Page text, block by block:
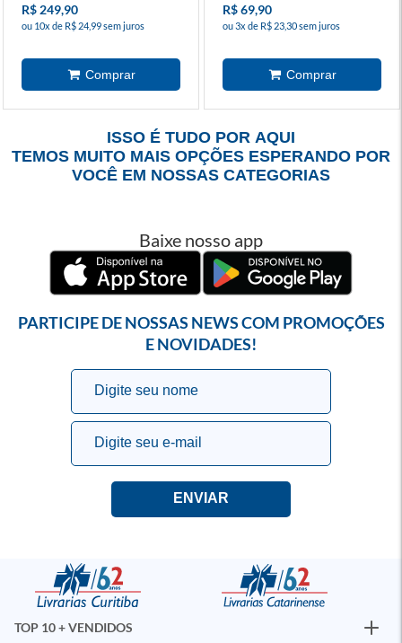
R$ 249,90
ou 10x de R$ 24,99 sem juros
R$ 69,90
ou 3x de R$ 23,30 sem juros
ISSO É TUDO POR AQUI
TEMOS MUITO MAIS OPÇÕES ESPERANDO POR
VOCÊ EM NOSSAS CATEGORIAS
Baixe nosso app
PARTICIPE DE NOSSAS NEWS COM PROMOÇÕES
E NOVIDADES!
TOP 10 + VENDIDOS